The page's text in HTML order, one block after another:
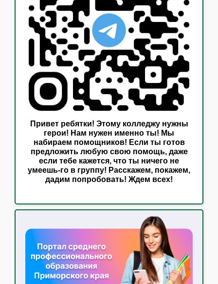
Привет ребятки! Этому колледжу нужны
герои! Нам нужен именно ты! Мы
набираем помощников! Если ты готов
предложить любую свою помощь, даже
если тебе кажется, что ты ничего не
умеешь-го в группу! Расскажем, покажем,
дадим попробовать! Ждем всех!